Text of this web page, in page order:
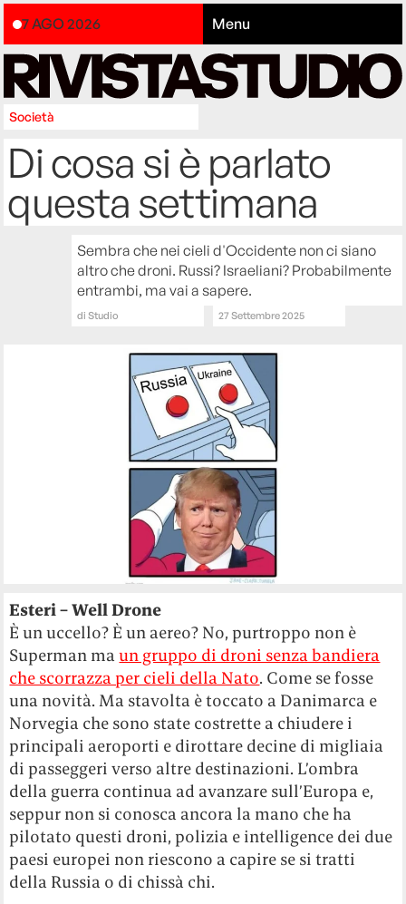
7 AGO 2026 Menu
Società
Di cosa si è parlato
questa settimana
Sembra che nei cieli d'Occidente non ci siano
altro che droni. Russi? Israeliani? Probabilmente
entrambi, ma vai a sapere.
diStudio 27 Settembre 2025
Esteri – Well Drone
È un uccello? È un aereo? No, purtroppo non è
Superman maun gruppo di droni senza bandiera
che scorrazza per cieli della Nato. Come se fosse
una novità. Ma stavolta è toccato a Danimarca e
Norvegia che sono state costrette a chiudere i
principali aeroporti e dirottare decine di migliaia
di passeggeri verso altre destinazioni. L’ombra
della guerra continua ad avanzare sull’Europa e,
seppur non si conosca ancora la mano che ha
pilotato questi droni, polizia e intelligence dei due
paesi europei non riescono a capire se si tratti
della Russia o di chissà chi.